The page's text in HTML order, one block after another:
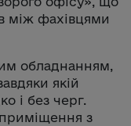
між фахівцями
обладнанням,
якій
і без черг.
з